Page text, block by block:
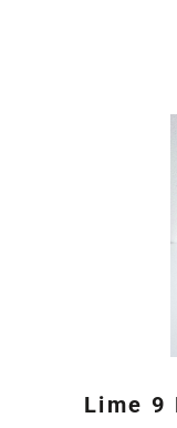
Lime 9